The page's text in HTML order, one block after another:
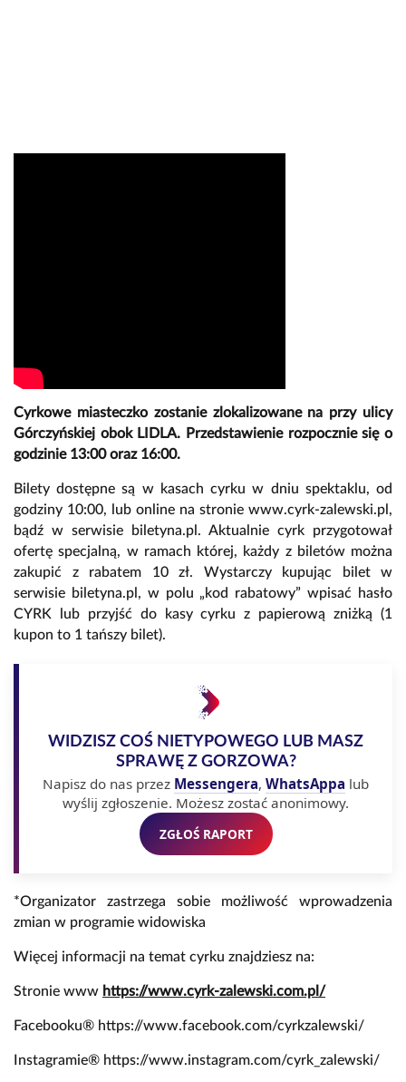
Cyrkowe miasteczko zostanie zlokalizowane na przy ulicy
Górczyńskiej obok LIDLA. Przedstawienie rozpocznie się o
godzinie 13:00 oraz 16:00.
Bilety dostępne są w kasach cyrku w dniu spektaklu, od
godziny 10:00, lub online na stronie www.cyrk-zalewski.pl,
bądź w serwisie biletyna.pl. Aktualnie cyrk przygotował
ofertę specjalną, w ramach której, każdy z biletów można
zakupić z rabatem 10 zł. Wystarczy kupując bilet w
serwisie biletyna.pl, w polu „kod rabatowy” wpisać hasło
CYRK lub przyjść do kasy cyrku z papierową zniżką (1
kupon to 1 tańszy bilet).
WIDZISZ COŚ NIETYPOWEGO LUB MASZ
SPRAWĘ Z GORZOWA?
Napisz do nas przez Messengera, WhatsAppa lub
wyślij zgłoszenie. Możesz zostać anonimowy.
ZGŁOŚ RAPORT
*Organizator zastrzega sobie możliwość wprowadzenia
zmian w programie widowiska
Więcej informacji na temat cyrku znajdziesz na:
Stronie www https://www.cyrk-zalewski.com.pl/
Facebooku® https://www.facebook.com/cyrkzalewski/
Instagramie® https://www.instagram.com/cyrk_zalewski/